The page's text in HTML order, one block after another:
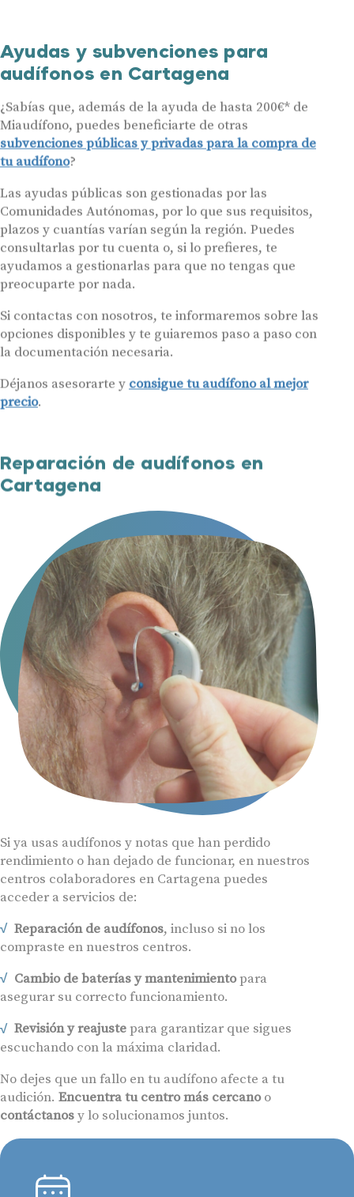
Ayudas y subvenciones para
audífonos en Cartagena
¿Sabías que, además de la ayuda de hasta 200€* de
Miaudífono, puedes beneficiarte de otras
subvenciones públicas y privadas para la compra de
tu audífono?
Las ayudas públicas son gestionadas por las
Comunidades Autónomas, por lo que sus requisitos,
plazos y cuantías varían según la región. Puedes
consultarlas por tu cuenta o, si lo prefieres, te
ayudamos a gestionarlas para que no tengas que
preocuparte por nada.
Si contactas con nosotros, te informaremos sobre las
opciones disponibles y te guiaremos paso a paso con
la documentación necesaria.
Déjanos asesorarte y consigue tu audífono al mejor
precio.
Reparación de audífonos en
Cartagena
Si ya usas audífonos y notas que han perdido
rendimiento o han dejado de funcionar, en nuestros
centros colaboradores en Cartagena puedes
acceder a servicios de:
Reparación de audífonos , incluso si no los
compraste en nuestros centros.
Cambio de baterías y mantenimientopara
asegurar su correcto funcionamiento.
Revisión y reajustepara garantizar que sigues
escuchando con la máxima claridad.
No dejes que un fallo en tu audífono afecte a tu
audición. Encuentra tu centro más cercano o
contáctanos y lo solucionamos juntos.